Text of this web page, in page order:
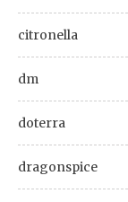
citronella
dm
doterra
dragonspice